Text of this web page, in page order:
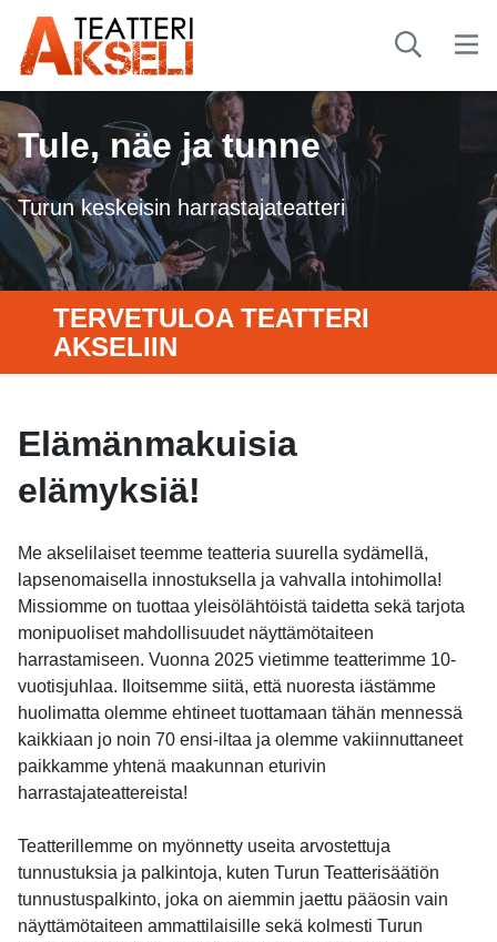
Tule, näe ja tunne
Turun keskeisin harrastajateatteri
TERVETULOA TEATTERI
AKSELIIN
Elämänmakuisia
elämyksiä!
Me akselilaiset teemme teatteria suurella sydämellä,
lapsenomaisella innostuksella ja vahvalla intohimolla!
Missiomme on tuottaa yleisölähtöistä taidetta sekä tarjota
monipuoliset mahdollisuudet näyttämötaiteen
harrastamiseen. Vuonna 2025 vietimme teatterimme 10-
vuotisjuhlaa. Iloitsemme siitä, että nuoresta iästämme
huolimatta olemme ehtineet tuottamaan tähän mennessä
kaikkiaan jo noin 70 ensi-iltaa ja olemme vakiinnuttaneet
paikkamme yhtenä maakunnan eturivin
harrastajateattereista!
Teatterillemme on myönnetty useita arvostettuja
tunnustuksia ja palkintoja, kuten Turun Teatterisäätiön
tunnustuspalkinto, joka on aiemmin jaettu pääosin vain
näyttämötaiteen ammattilaisille sekä kolmesti Turun